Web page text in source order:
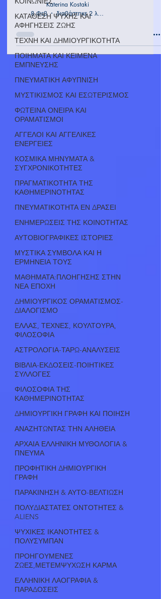
ΚΑΤΑΘΕΣΗ ΨΥΧΗΣ ΚΑΙ
ΑΦΗΓΗΣΕΙΣ ΖΩΗΣ
ΤΕΧΝΗ ΚΑΙ ΔΗΜΙΟΥΡΓΙΚΟΤΗΤΑ
ΠΟΙΗΜΑΤΑ ΚΑΙ ΚΕΙΜΕΝΑ
ΕΜΠΝΕΥΣΗΣ
ΠΝΕΥΜΑΤΙΚΗ ΑΦΥΠΝΙΣΗ
ΜΥΣΤΙΚΙΣΜΟΣ ΚΑΙ ΕΣΩΤΕΡΙΣΜΟΣ
ΦΩΤΕΙΝΑ ΟΝΕΙΡΑ ΚΑΙ
ΟΡΑΜΑΤΙΣΜΟΙ
ΑΓΓΕΛΟΙ ΚΑΙ ΑΓΓΕΛΙΚΕΣ
ΕΝΕΡΓΕΙΕΣ
ΚΟΣΜΙΚΑ ΜΗΝΥΜΑΤΑ &
ΣΥΓΧΡΟΝΙΚΟΤΗΤΕΣ
ΠΡΑΓΜΑΤΙΚΟΤΗΤΑ ΤΗΣ
ΚΑΘΗΜΕΡΙΝΟΤΗΤΑΣ
ΠΝΕΥΜΑΤΙΚΟΤΗΤΑ ΕΝ ΔΡΑΣΕΙ
ΕΝΗΜΕΡΩΣΕΙΣ ΤΗΣ ΚΟΙΝΟΤΗΤΑΣ
ΑΥΤΟΒΙΟΓΡΑΦΙΚΕΣ ΙΣΤΟΡΙΕΣ
ΜΥΣΤΙΚΑ ΣΥΜΒΟΛΑ ΚΑΙ Η
ΕΡΜΗΝΕΙΑ ΤΟΥΣ
ΜΑΘΗΜΑΤΑ:ΠΛΟΗΓΗΣΗΣ ΣΤΗΝ
ΝΕΑ ΕΠΟΧΗ
ΔΗΜΙΟΥΡΓΙΚΟΣ ΟΡΑΜΑΤΙΣΜΟΣ-
ΔΙΑΛΟΓΙΣΜΟ
ΕΛΛΑΣ, ΤΕΧΝΕΣ, ΚΟΥΛΤΟΥΡΑ,
ΦΙΛΟΣΟΦΙΑ
ΑΣΤΡΟΛΟΓΙΑ-ΤΑΡΩ-ΑΝΑΛΥΣΕΙΣ
ΒΙΒΛΙΑ-ΕΚΔΟΣΕΙΣ-ΠΟΙΗΤΙΚΕΣ
ΣΥΛΛΟΓΕΣ
ΦΙΛΟΣΟΦΙΑ ΤΗΣ
ΚΑΘΗΜΕΡΙΝΟΤΗΤΑΣ
ΔΗΜΙΟΥΡΓΙΚΗ ΓΡΑΦΗ ΚΑΙ ΠΟΙΗΣΗ
ΑΝΑΖΗΤΩΝΤΑΣ ΤΗΝ ΑΛΗΘΕΙΑ
ΑΡΧΑΙΑ ΕΛΛΗΝΙΚΗ ΜΥΘΟΛΟΓΙΑ &
ΠΝΕΥΜΑ
ΠΡΟΦΗΤΙΚΗ ΔΗΜΙΟΥΡΓΙΚΗ
ΓΡΑΦΗ
ΠΑΡΑΚΙΝΗΣΗ & ΑΥΤΟ-ΒΕΛΤΙΩΣΗ
ΠΟΛΥΔΙΑΣΤΑΤΕΣ ΟΝΤΟΤΗΤΕΣ &
ALIENS
ΨΥΧΙΚΕΣ ΙΚΑΝΟΤΗΤΕΣ &
ΠΟΛΥΣΥΜΠΑΝ
ΠΡΟΗΓΟΥΜΕΝΕΣ
ΖΩΕΣ,ΜΕΤΕΜΨΥΧΩΣΗ ΚΑΡΜΑ
ΕΛΛΗΝΙΚΗ ΛΑΟΓΡΑΦΙΑ &
ΠΑΡΑΔΟΣΕΙΣ
Katerina Kostaki
8 Φεβ
διαβάστηκε 2 λεπτά